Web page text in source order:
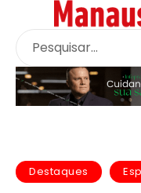
Destaques